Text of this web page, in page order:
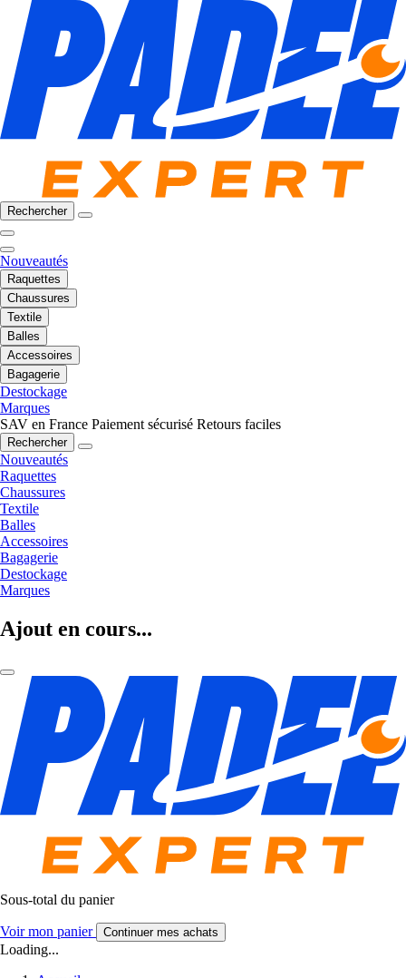
Rechercher
Nouveautés
Raquettes
Chaussures
Textile
Balles
Accessoires
Bagagerie
Destockage
Marques
SAV en France Paiement sécurisé Retours faciles
Rechercher
Nouveautés
Raquettes
Chaussures
Textile
Balles
Accessoires
Bagagerie
Destockage
Marques
Ajout en cours...
Sous-total du panier
Voir mon panier Continuer mes achats
Loading...